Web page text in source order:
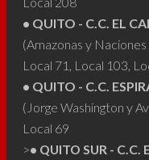
• QUITO - C.C. EL
(Amazonas y Naciones
Local 71, Local 103,
• QUITO - C.C.
(Jorge Washington y
Local 69
>• QUITO SUR - C.C.